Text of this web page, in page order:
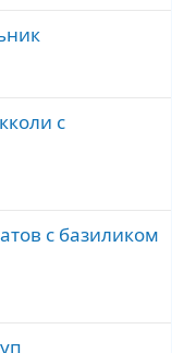
с
с базиликом